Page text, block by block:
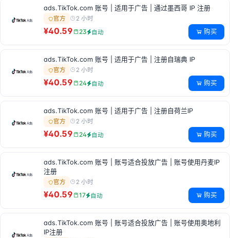
ads.TikTok.com 账号 | 适用于广告 | 通过墨西哥 IP 注册
官方 2 小时
¥40.59 23 自动 购买
ads.TikTok.com 账号 | 适用于广告 | 注册自瑞典 IP
官方 2 小时
¥40.59 24 自动 购买
ads.TikTok.com 账号 | 适用于广告 | 注册自荷兰IP
官方 2 小时
¥40.59 24 自动 购买
ads.TikTok.com 账号 | 账号适合投放广告 | 账号使用丹麦IP
注册
官方 2 小时
¥40.59 17 自动 购买
ads.TikTok.com 账号 | 账号适合投放广告 | 账号使用奥地利
IP注册